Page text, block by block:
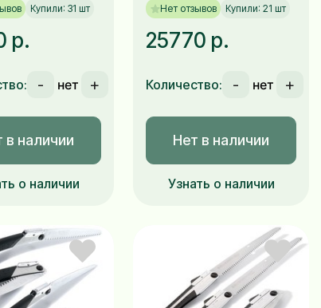
Купили: 31 шт
р.
- +
в наличии
о наличии
Нет отзывов Купили: 21 шт
25770 р.
Количество: - +
Нет в наличии
Узнать о наличии